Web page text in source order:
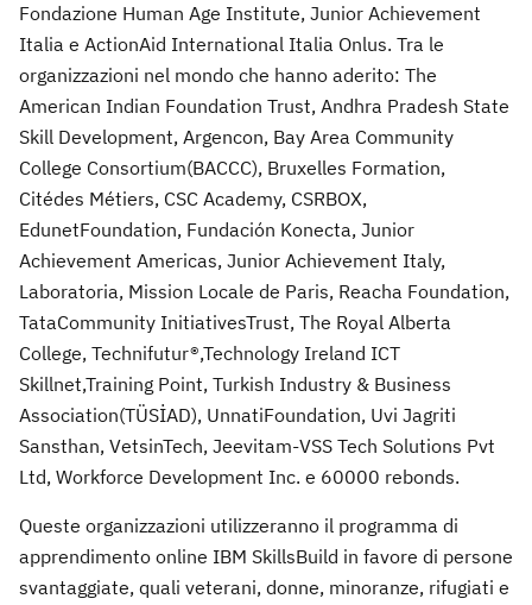
Fondazione Human Age Institute, Junior Achievement
Italia e ActionAid International Italia Onlus. Tra le
organizzazioni nel mondo che hanno aderito: The
American Indian Foundation Trust, Andhra Pradesh State
Skill Development, Argencon, Bay Area Community
College Consortium(BACCC), Bruxelles Formation,
Citédes Métiers, CSC Academy, CSRBOX,
EdunetFoundation, Fundación Konecta, Junior
Achievement Americas, Junior Achievement Italy,
Laboratoria, Mission Locale de Paris, Reacha Foundation,
TataCommunity InitiativesTrust, The Royal Alberta
College, Technifutur®,Technology Ireland ICT
Skillnet,Training Point, Turkish Industry & Business
Association(TÜSİAD), UnnatiFoundation, Uvi Jagriti
Sansthan, VetsinTech, Jeevitam-VSS Tech Solutions Pvt
Ltd, Workforce Development Inc. e 60000 rebonds.
Queste organizzazioni utilizzeranno il programma di
apprendimento online IBM SkillsBuild in favore di persone
svantaggiate, quali veterani, donne, minoranze, rifugiati e